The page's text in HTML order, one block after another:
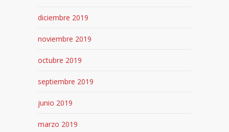
diciembre 2019
noviembre 2019
octubre 2019
septiembre 2019
junio 2019
marzo 2019